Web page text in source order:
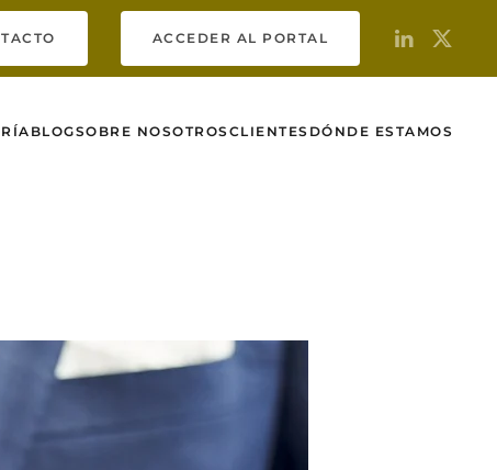
ACCEDER AL PORTAL
BLOGSOBRE NOSOTROS CLIENTES DÓNDE ESTAMOS